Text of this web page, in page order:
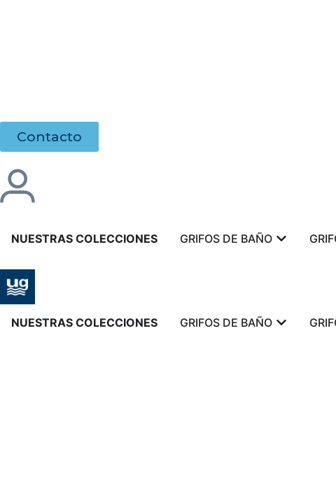
Contacto
NUESTRAS COLECCIONES GRIFOS DE BAÑO
NUESTRAS COLECCIONES GRIFOS DE BAÑO